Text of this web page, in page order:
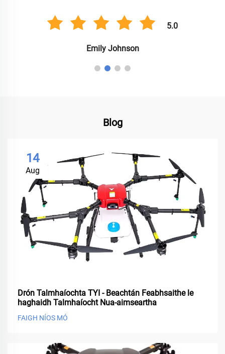
5.0
Emily Johnson
Blog
14
Aug
Drón Talmhaíochta TYI - Beachtán Feabhsaithe le
haghaidh Talmhaíocht Nua-aimseartha
FAIGH NÍOS MÓ